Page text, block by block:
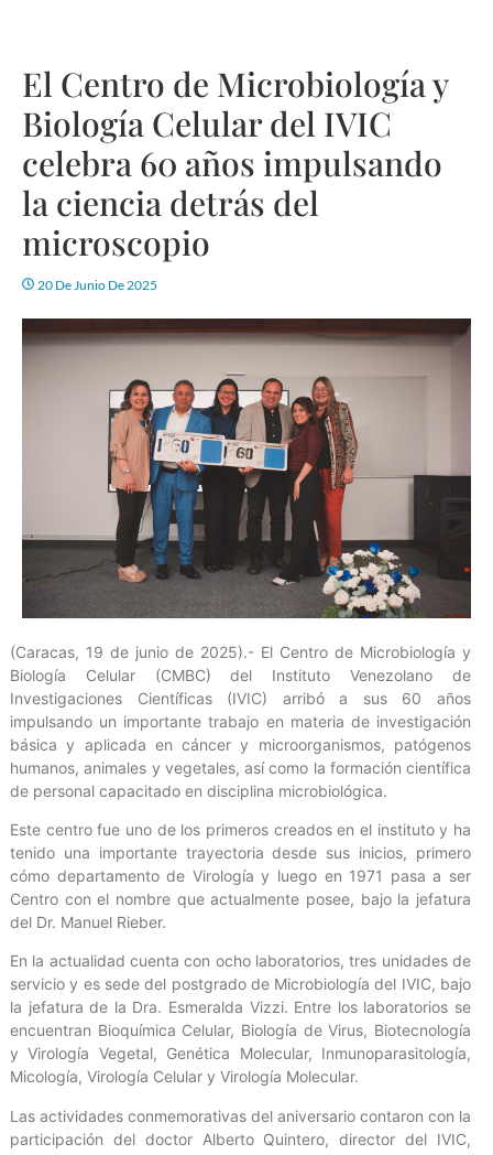
El Centro de Microbiología y
Biología Celular del IVIC
celebra 60 años impulsando
la ciencia detrás del
microscopio
20 De Junio De 2025
(Caracas, 19 de junio de 2025).- El Centro de Microbiología y
Biología Celular (CMBC) del Instituto Venezolano de
Investigaciones Científicas (IVIC) arribó a sus 60 años
impulsando un importante trabajo en materia de investigación
básica y aplicada en cáncer y microorganismos, patógenos
humanos, animales y vegetales, así como la formación científica
de personal capacitado en disciplina microbiológica.
Este centro fue uno de los primeros creados en el instituto y ha
tenido una importante trayectoria desde sus inicios, primero
cómo departamento de Virología y luego en 1971 pasa a ser
Centro con el nombre que actualmente posee, bajo la jefatura
del Dr. Manuel Rieber.
En la actualidad cuenta con ocho laboratorios, tres unidades de
servicio y es sede del postgrado de Microbiología del IVIC, bajo
la jefatura de la Dra. Esmeralda Vizzi. Entre los laboratorios se
encuentran Bioquímica Celular, Biología de Virus, Biotecnología
y Virología Vegetal, Genética Molecular, Inmunoparasitología,
Micología, Virología Celular y Virología Molecular.
Las actividades conmemorativas del aniversario contaron con la
participación del doctor Alberto Quintero, director del IVIC,